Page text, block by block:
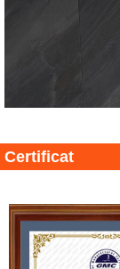
Certificat